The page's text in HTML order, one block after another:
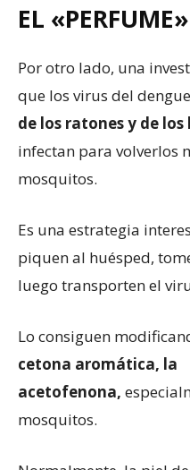
EL
Por otro lado, una
que los virus del
de los ratones y de
infectan para volverlos
mosquitos.
Es una estrategia
piquen al huésped,
luego transporten el
Lo consiguen
cetona aromática, la
acetofenona,
mosquitos.